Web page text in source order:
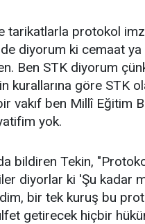
tarikatlarla protokol
diyorum ki cemaat ya
Ben STK diyorum
kurallarına göre STK
vakıf ben Millî Eğitim
yok.
bildiren Tekin,
diyorlar ki 'Şu kadar
bir tek kuruş bu
getirecek hiçbir